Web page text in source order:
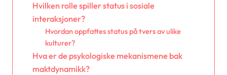
Hvilken rolle spiller status i sosiale
interaksjoner?
Hvordan oppfattes status på tvers av ulike
kulturer?
Hva er de psykologiske mekanismene bak
maktdynamikk?